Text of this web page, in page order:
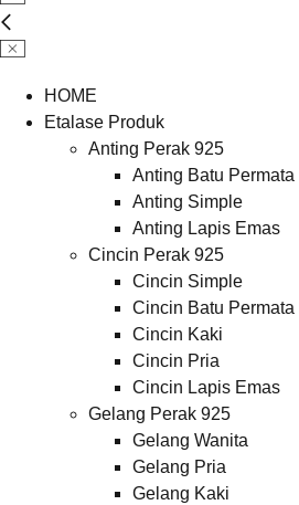
HOME
Etalase Produk
Anting Perak 925
Anting Batu Permata
Anting Simple
Anting Lapis Emas
Cincin Perak 925
Cincin Simple
Cincin Batu Permata
Cincin Kaki
Cincin Pria
Cincin Lapis Emas
Gelang Perak 925
Gelang Wanita
Gelang Pria
Gelang Kaki